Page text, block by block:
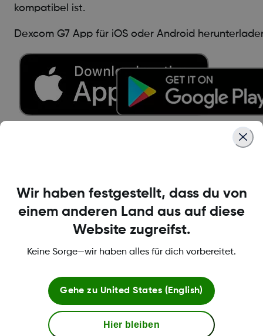
kompatibel ist.
Dexcom G7 App für iOS oder Android
Dexcom G7-
Gerätespezifikationen
Eigenschaften des Sensors
Wir haben festgestellt, dass du von
einem anderen Land aus auf diese
Website zugreifst.
Keine Sorge—wir haben alles für dich vorbereitet.
Gehe zu United States (English)
Hier bleiben